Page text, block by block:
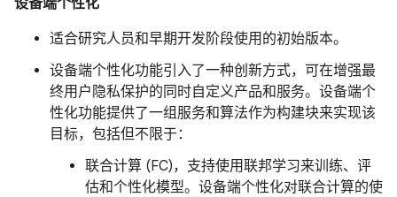
设备端个性化
适合研究人员和早期开发阶段使用的初始版本。
设备端个性化功能引入了一种创新方式，可在增强最
终用户隐私保护的同时自定义产品和服务。设备端个
性化功能提供了一组服务和算法作为构建块来实现该
目标，包括但不限于：
联合计算 (FC)，支持使用联邦学习来训练、评
估和个性化模型。设备端个性化对联合计算的使